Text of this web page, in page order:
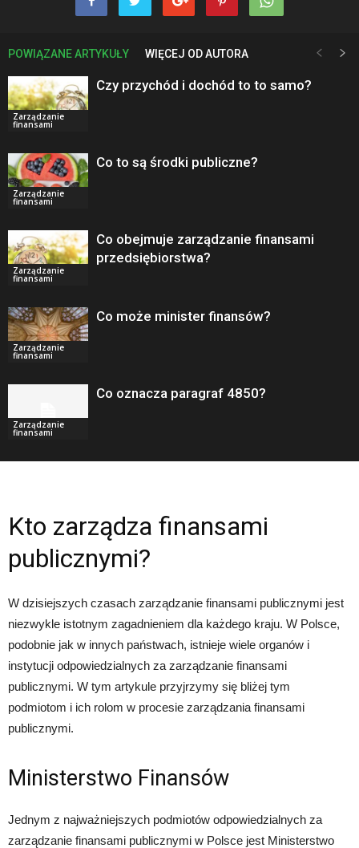
POWIĄZANE ARTYKUŁY WIĘCEJ OD AUTORA
Zarządzanie
finansami
Czy przychód i dochód to to samo?
Zarządzanie
finansami
Co to są środki publiczne?
Zarządzanie
finansami
Co obejmuje zarządzanie finansami
przedsiębiorstwa?
Zarządzanie
finansami
Co może minister finansów?
Zarządzanie
finansami
Co oznacza paragraf 4850?
Kto zarządza finansami
publicznymi?
W dzisiejszych czasach zarządzanie finansami publicznymi jest
niezwykle istotnym zagadnieniem dla każdego kraju. W Polsce,
podobnie jak w innych państwach, istnieje wiele organów i
instytucji odpowiedzialnych za zarządzanie finansami
publicznymi. W tym artykule przyjrzymy się bliżej tym
podmiotom i ich rolom w procesie zarządzania finansami
publicznymi.
Ministerstwo Finansów
Jednym z najważniejszych podmiotów odpowiedzialnych za
zarządzanie finansami publicznymi w Polsce jest Ministerstwo